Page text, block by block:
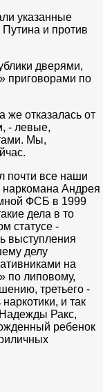
указанные
и против
дверями,
приговорами по
же отказалась от
- левые,
Мы,
почти все наши
наркомана Андрея
ФСБ в 1999
дела в то
статусе -
выступления
делу
на
по липовому,
третьего -
и так
Надежды Ракс,
ребенок